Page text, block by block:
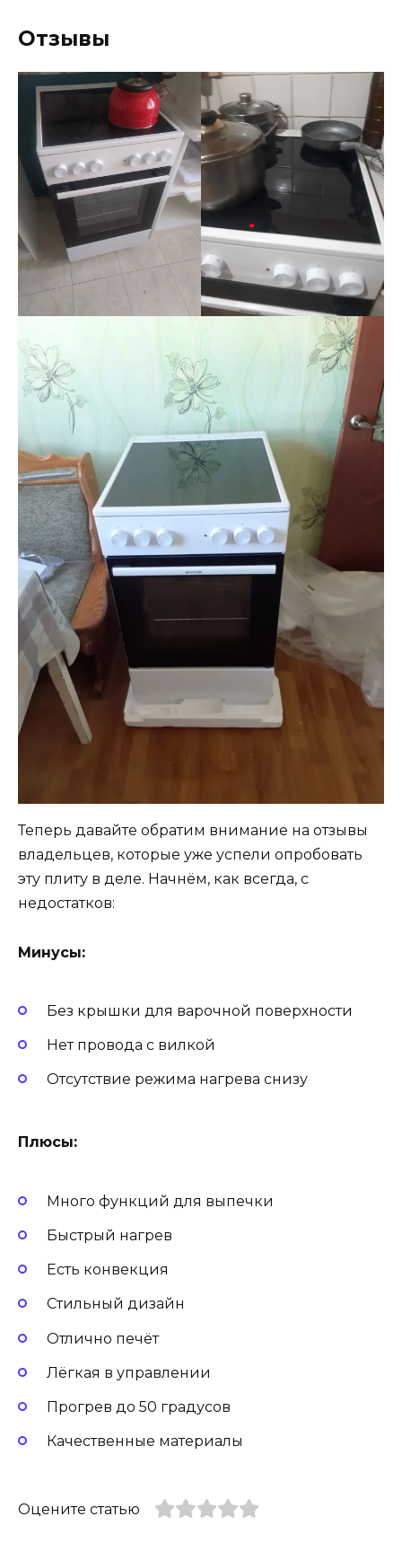
Отзывы
Теперь давайте обратим внимание на отзывы
владельцев, которые уже успели опробовать
эту плиту в деле. Начнём, как всегда, с
недостатков:
Минусы:
Без крышки для варочной поверхности
Нет провода с вилкой
Отсутствие режима нагрева снизу
Плюсы:
Много функций для выпечки
Быстрый нагрев
Есть конвекция
Стильный дизайн
Отлично печёт
Лёгкая в управлении
Прогрев до 50 градусов
Качественные материалы
Оцените статью